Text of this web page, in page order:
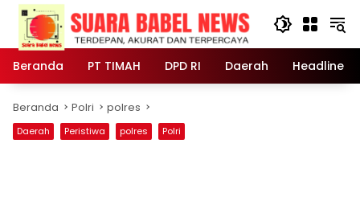
Langsung
konten
Beranda
PT TIMAH DPD RI Daerah Headline
Beranda Polri polres
Daerah Peristiwa polres Polri